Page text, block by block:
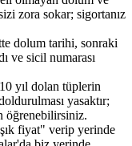
zora sokar; sigortanız
dolum tarihi, sonraki
ve sicil numarası
10 yıl dolan tüplerin
yasaktır;
öğrenebilirsiniz.
fiyat" verip yerinde